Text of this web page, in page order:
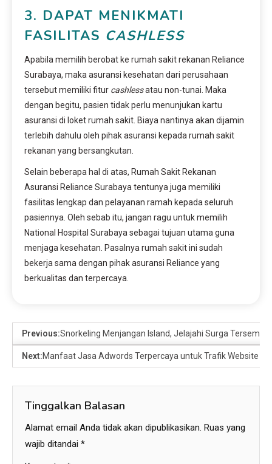
3. DAPAT MENIKMATI
FASILITAS CASHLESS
Apabila memilih berobat ke rumah sakit rekanan Reliance
Surabaya, maka asuransi kesehatan dari perusahaan
tersebut memiliki fitur cashlessatau non-tunai. Maka
dengan begitu, pasien tidak perlu menunjukan kartu
asuransi di loket rumah sakit. Biaya nantinya akan dijamin
terlebih dahulu oleh pihak asuransi kepada rumah sakit
rekanan yang bersangkutan.
Selain beberapa hal di atas, Rumah Sakit Rekanan
Asuransi Reliance Surabaya tentunya juga memiliki
fasilitas lengkap dan pelayanan ramah kepada seluruh
pasiennya. Oleh sebab itu, jangan ragu untuk memilih
National Hospital Surabaya sebagai tujuan utama guna
menjaga kesehatan. Pasalnya rumah sakit ini sudah
bekerja sama dengan pihak asuransi Reliance yang
berkualitas dan terpercaya.
Previous:Snorkeling Menjangan Island, Jelajahi Surga
Next:Manfaat Jasa Adwords Terpercaya untuk Trafik Website
Tinggalkan Balasan
Alamat email Anda tidak akan dipublikasikan. Ruas yang
wajib ditandai *